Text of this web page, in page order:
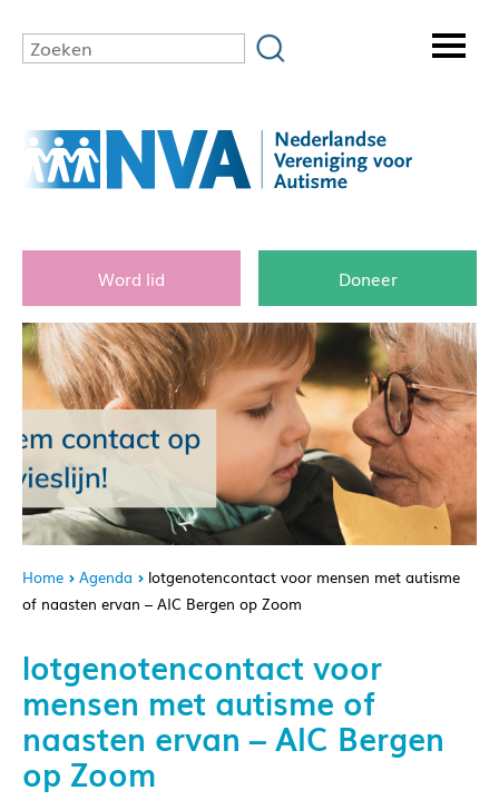
Word lid Doneer
Home Agenda
lotgenotencontact voor mensen met autisme
of naasten ervan – AIC Bergen op Zoom
lotgenotencontact voor
mensen met autisme of
naasten ervan – AIC Bergen
op Zoom